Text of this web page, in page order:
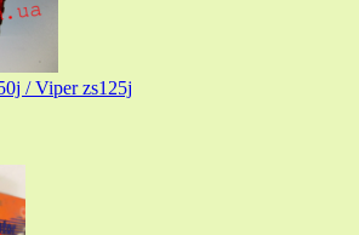
/ Viper zs125j